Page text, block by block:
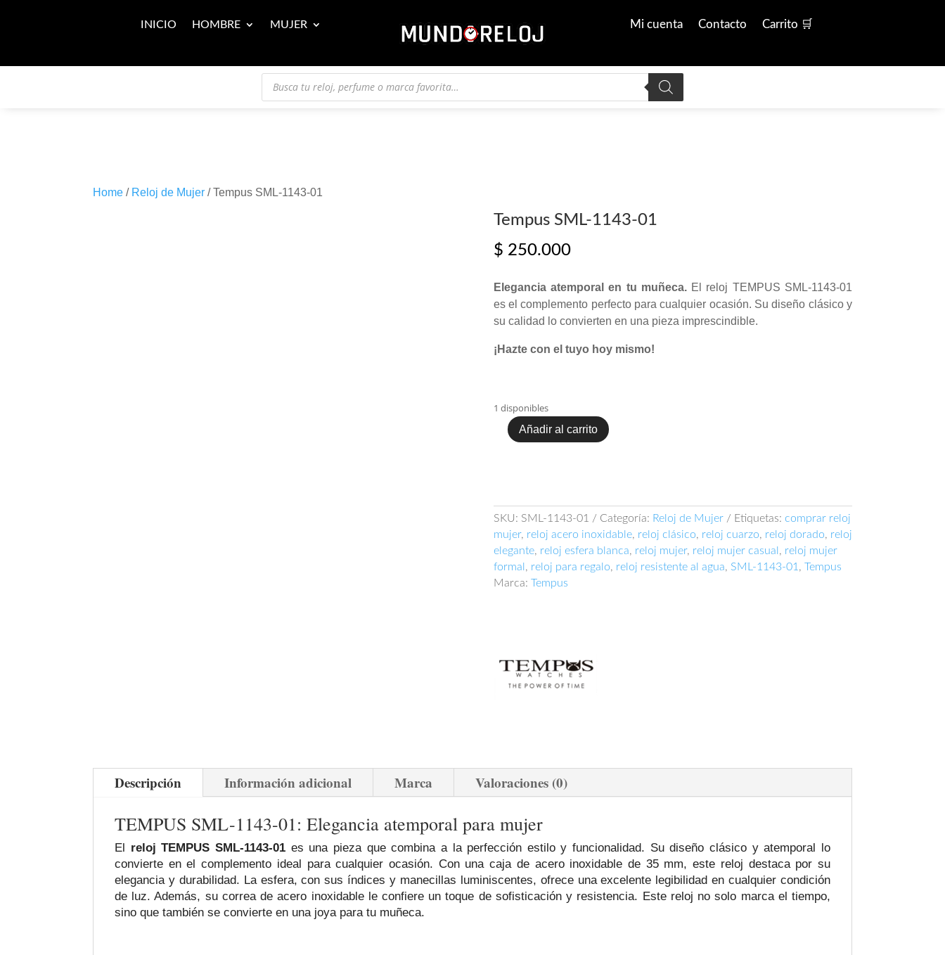
INICIO HOMBRE MUJER Mi cuenta Contacto Carrito 🛒
Búsqueda
productos
Home / Reloj de Mujer / Tempus SML-1143-01
Tempus SML-1143-01
$ 250.000
Elegancia atemporal en tu muñeca.El reloj TEMPUS SML-1143-01
es el complemento perfecto para cualquier ocasión. Su diseño clásico y
su calidad lo convierten en una pieza imprescindible.
¡Hazte con el tuyo hoy mismo!
1 disponibles
Tempus
Añadir al carrito
SKU: SML-1143-01 Categoría: Reloj de Mujer Etiquetas: comprar reloj
mujer, reloj acero inoxidable, reloj clásico, reloj cuarzo, reloj dorado, reloj
elegante, reloj esfera blanca, reloj mujer, reloj mujer casual , reloj mujer
formal , reloj para regalo, reloj resistente al agua, SML-1143-01 , Tempus
Marca: Tempus
Descripción Información adicional Marca Valoraciones (0)
TEMPUS SML-1143-01: Elegancia atemporal para mujer
El reloj TEMPUS SML-1143-01es una pieza que combina a la perfección estilo y funcionalidad. Su diseño clásico y atemporal lo
convierte en el complemento ideal para cualquier ocasión. Con una caja de acero inoxidable de 35 mm, este reloj destaca por su
elegancia y durabilidad. La esfera, con sus índices y manecillas luminiscentes, ofrece una excelente legibilidad en cualquier condición
de luz. Además, su correa de acero inoxidable le confiere un toque de sofisticación y resistencia. Este reloj no solo marca el tiempo,
sino que también se convierte en una joya para tu muñeca.